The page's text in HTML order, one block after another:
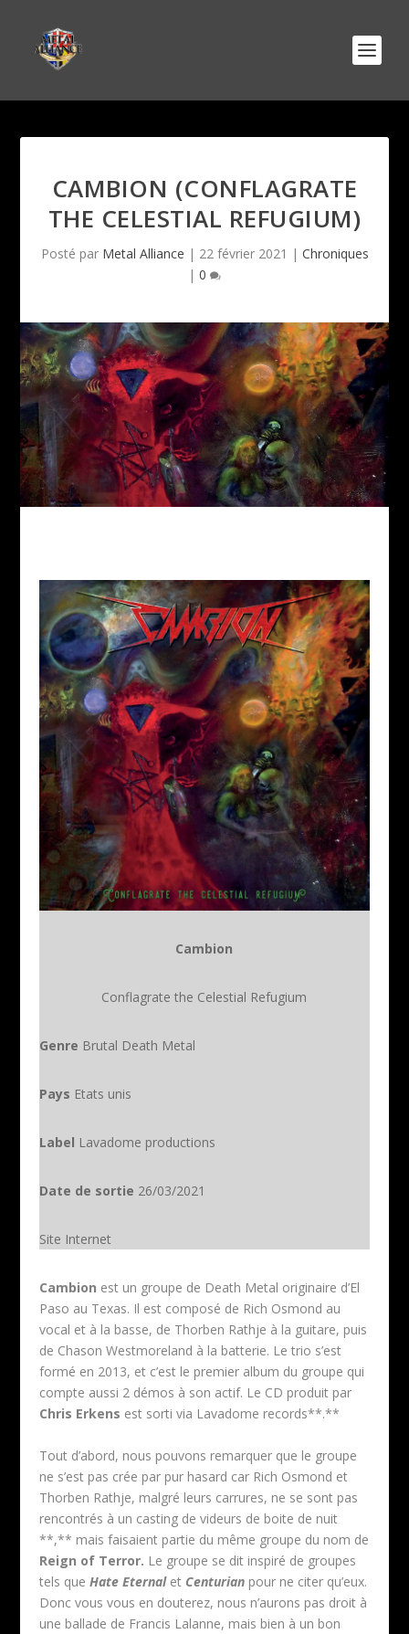
CAMBION (CONFLAGRATE
THE CELESTIAL REFUGIUM)
Posté par Metal Alliance | 22 février 2021 | Chroniques
| 0
Cambion
Conflagrate the Celestial Refugium
Genre Brutal Death Metal
Pays Etats unis
Label Lavadome productions
Date de sortie 26/03/2021
Site Internet
Cambion est un groupe de Death Metal originaire d’El
Paso au Texas. Il est composé de Rich Osmond au
vocal et à la basse, de Thorben Rathje à la guitare, puis
de Chason Westmoreland à la batterie. Le trio s’est
formé en 2013, et c’est le premier album du groupe qui
compte aussi 2 démos à son actif. Le CD produit par
Chris Erkens est sorti via Lavadome records**.**
Tout d’abord, nous pouvons remarquer que le groupe
ne s’est pas crée par pur hasard car Rich Osmond et
Thorben Rathje, malgré leurs carrures, ne se sont pas
rencontrés à un casting de videurs de boite de nuit
**,** mais faisaient partie du même groupe du nom de
Reign of Terror. Le groupe se dit inspiré de groupes
tels que Hate Eternalet Centurianpour ne citer qu’eux.
Donc vous vous en douterez, nous n’aurons pas droit à
une ballade de Francis Lalanne, mais bien à un bon